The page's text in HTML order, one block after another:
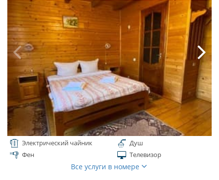
Электрический чайник
Душ
Фен
Телевизор
Все услуги в номере